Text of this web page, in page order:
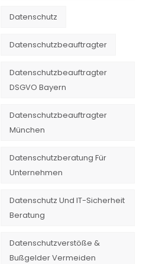
Datenschutz
Datenschutzbeauftragter
Datenschutzbeauftragter
DSGVO Bayern
Datenschutzbeauftragter
München
Datenschutzberatung Für
Unternehmen
Datenschutz Und IT-Sicherheit
Beratung
Datenschutzverstöße &
Bußgelder Vermeiden